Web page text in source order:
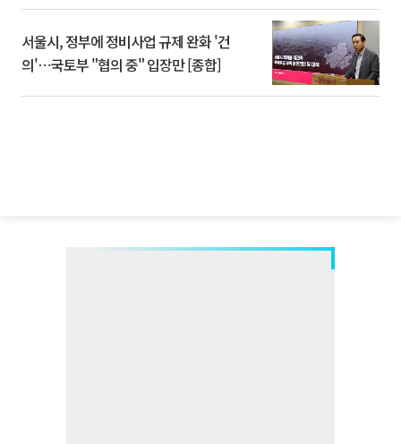
서울시, 정부에 정비사업 규제 완화 '건
의'⋯국토부 "협의 중" 입장만 [종합]